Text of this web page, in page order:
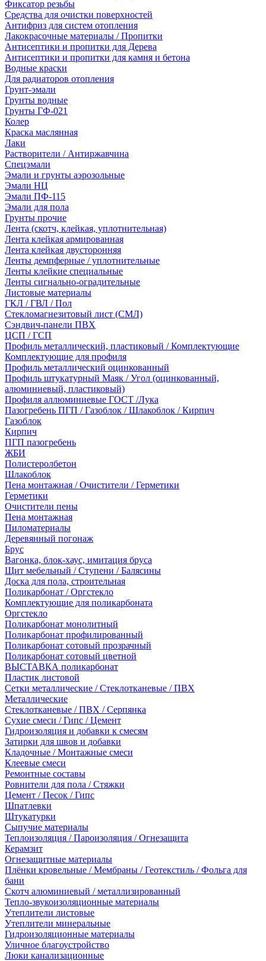
Фиксатор резьбы
Средства для очистки поверхностей
Антифриз для систем отопления
Лакокрасочные материалы / Пропитки
Антисептики и пропитки для Дерева
Антисептики и пропитки для камня и бетона
Водные краски
Для радиаторов отопления
Грунт-эмали
Грунты водные
Грунты ГФ-021
Колер
Краска маслянная
Лаки
Растворители / Антиржавчина
Спецэмали
Эмали и грунты аэрозольные
Эмали НЦ
Эмали ПФ-115
Эмали для пола
Грунты прочие
Лента (скотч, клейкая, уплотнительная)
Лента клейкая армированная
Лента клейкая двусторонняя
Ленты демпферные / уплотнительные
Ленты клейкие специальные
Ленты сигнально-оградительные
Листовые материалы
ГКЛ / ГВЛ / Пол
Стекломагнезитовый лист (СМЛ)
Сэндвич-панели ПВХ
ЦСП / ГСП
Профиль металлический, пластиковый / Комплектующие
Комплектующие для профиля
Профиль металлический оцинкованный
Профиль штукатурный Маяк / Угол (оцинкованный,
алюминиевый, пластиковый)
Профиля аллюминиевые ГОСТ /Лука
Пазогребень ПГП / Газоблок / Шлакоблок / Кирпич
Газоблок
Кирпич
ПГП пазогребень
ЖБИ
Полистеролбетон
Шлакоблок
Пена монтажная / Очистители / Герметики
Герметики
Очистители пены
Пена монтажная
Пиломатериалы
Деревянный погонаж
Брус
Вагонка, блок-хаус, имитация бруса
Щит мебельный / Ступени / Балясины
Доска для пола, строительная
Поликарбонат / Оргстекло
Комплектующие для поликарбоната
Оргстекло
Поликарбонат монолитный
Поликарбонат профилированный
Поликарбонат сотовый прозрачный
Поликарбонат сотовый цветной
ВЫСТАВКА поликарбонат
Пластик листовой
Сетки металлические / Стеклотканевые / ПВХ
Металлические
Стеклотканевые / ПВХ / Серпянка
Сухие смеси / Гипс / Цемент
Гидроизоляция и добавки к смесям
Затирки для швов и добавки
Кладочные / Монтажные смеси
Клеевые смеси
Ремонтные составы
Ровнители для пола / Стяжки
Цемент / Песок / Гипс
Шпатлевки
Штукатурки
Сыпучие материалы
Теплоизоляция / Пароизоляция / Огнезащита
Керамзит
Огнезащитные материалы
Плёнки кровельные / Мембраны / Геотекстиль / Фольга для
бани
Скотч алюминиевый / металлизированный
Тепло-звукоизоляционные материалы
Утеплители листовые
Утеплители минеральные
Гидроизоляционные материалы
Уличное благоустройство
Люки канализационные